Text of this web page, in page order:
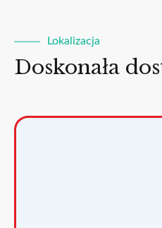
Lokalizacja
Doskonała